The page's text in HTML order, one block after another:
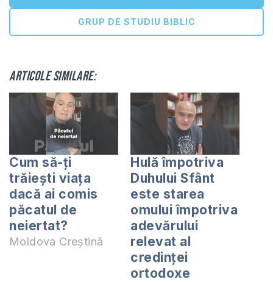
GRUP DE STUDIU BIBLIC
Articole similare:
Cum să-ți
trăiești viața
dacă ai comis
păcatul de
neiertat?
Moldova Creștină
Hulă împotriva
Duhului Sfânt
este starea
omului împotriva
adevărului
relevat al
credinței
ortodoxe